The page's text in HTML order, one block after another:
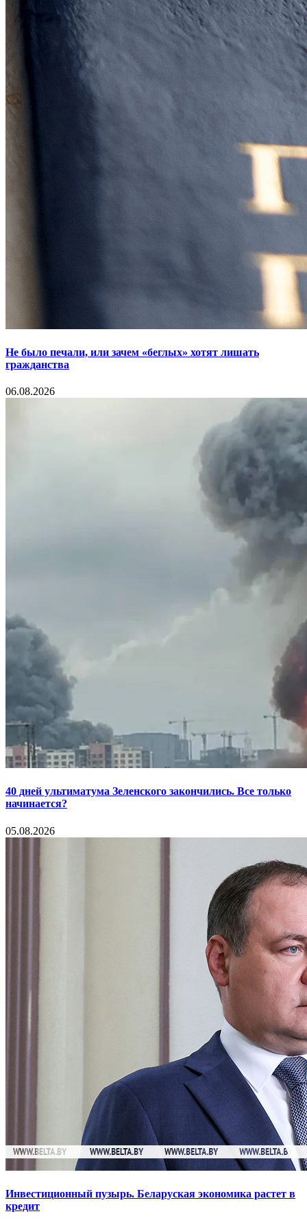
Не было печали, или зачем «беглых» хотят лишать
гражданства
06.08.2026
40 дней ультиматума Зеленского закончились. Все только
начинается?
05.08.2026
Инвестиционный пузырь. Беларуская экономика растет в
кредит